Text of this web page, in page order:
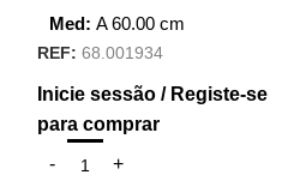
Med: A60.00 cm
REF: 68.001934
Inicie sessão / Registe-se
para comprar